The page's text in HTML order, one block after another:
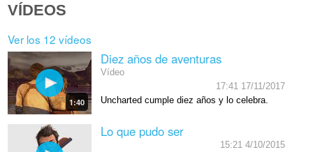
VÍDEOS
Ver los 12 vídeos
1:40
Diez años de aventuras
Vídeo
17:41 17/11/2017
Uncharted cumple diez años y lo celebra.
Lo que pudo ser
15:21 4/10/2015